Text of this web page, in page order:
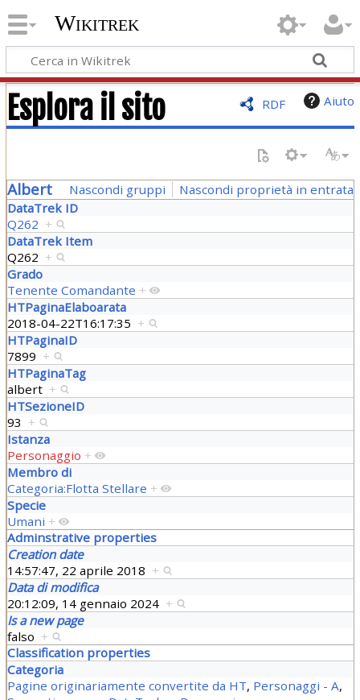
Wikitrek
RDF Aiuto
Esplora il sito
Albert Nascondi gruppi
Nascondi proprietà in entrata
DataTrek ID
Q262 +
DataTrek Item
Q262 +
Grado
Tenente Comandante +
HTPaginaElaboarata
2018-04-22T16:17:35 +
HTPaginaID
7899 +
HTPaginaTag
albert +
HTSezioneID
93 +
Istanza
Personaggio +
Membro di
Categoria:Flotta Stellare +
Specie
Umani +
Adminstrative properties
Creation date
14:57:47, 22 aprile 2018 +
Data di modifica
20:12:09, 14 gennaio 2024 +
Is a new page
falso +
Classification properties
Categoria
Pagine originariamente convertite da HT, Personaggi - A,